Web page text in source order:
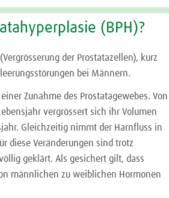
(BPH)?
der Prostatazellen), kurz
bei Männern.
Zunahme des Prostatagewebes. Von
vergrössert sich ihr Volumen
Gleichzeitig nimmt der Harnfluss in
diese Veränderungen sind trotz
geklärt. Als gesichert gilt, dass
männlichen zu weiblichen Hormonen